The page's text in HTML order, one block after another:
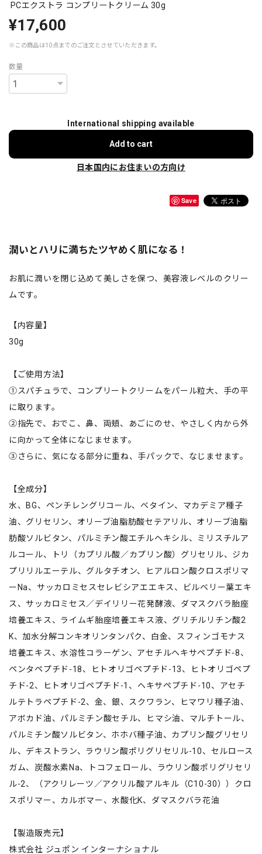
PCエクストラ コンプリートクリーム 30g
¥17,600
※この商品は10点までのご注文とさせていただきます。
数量
International shipping available
Add to cart
日本国内にお住まいの方向け
Save
潤いとハリに満ちたツヤめく肌になる！
お肌に潤いを閉じ込めて美しさを保つ、美容液レベルのクリー
ムです。
【内容量】
30g
【ご使用方法】
①スパチュラで、コンプリートクリームをパール粒大、手の平
に取ります。
②指先で、おでこ、鼻、両頬、あごにのせ、やさしく内から外
に向かって全体になじませます。
③さらに、気になる部分に重ね、手パックで、なじませます。
【全成分】
水、BG、ペンチレングリコール、ベタイン、マカデミア種子
油、グリセリン、オリーブ油脂肪酸セテアリル、オリーブ油脂
肪酸ソルビタン、パルミチン酸エチルヘキシル、ミリスチルア
ルコール、トリ（カプリル酸／カプリン酸）グリセリル、ジカ
プリリルエーテル、グルタチオン、ヒアルロン酸クロスポリマ
ーNa、サッカロミセスセレビシアエエキス、ビルベリー葉エキ
ス、サッカロミセス／デイリリー花発酵液、ダマスクバラ胎座
培養エキス、ライムギ胎座培養エキス液、グリチルリチン酸2
K、加水分解コンキオリンタンパク、白金、スフィンゴモナス
培養エキス、水溶性コラーゲン、アセチルヘキサペプチド-8、
ペンタペプチド-18、ヒトオリゴペプチド-13、ヒトオリゴペプ
チド-2、ヒトオリゴペプチド-1、ヘキサペプチド-10、アセチ
ルテトラペプチド-2、金、銀、スクワラン、ヒマワリ種子油、
アボカド油、パルミチン酸セチル、ヒマシ油、マルチトール、
パルミチン酸ソルビタン、ホホバ種子油、カプリン酸グリセリ
ル、デキストラン、ラウリン酸ポリグリセリル-10、セルロース
ガム、炭酸水素Na、トコフェロール、ラウリン酸ポリグリセリ
ル-2、（アクリレーツ／アクリル酸アルキル（C10-30））クロ
スポリマー、カルボマー、水酸化K、ダマスクバラ花油
【製造販売元】
株式会社 ジュポン インターナショナル